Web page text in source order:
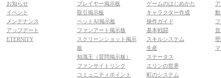
お知らせ
イベント
メンテナンス
アップデート
ETERNITY
プレイヤー掲示板
取引掲示板
ペットAI掲示板
ファンアート掲示板
スクリーンショット掲示
板
知識王（質問掲示板）
ファンサイトリンク
コミュニティポイント
ゲームのはじめかた
キャラクター作成
操作ガイド
基本戦闘
スキルシステム
生産
ステータス
エリンの世界
町のシステム